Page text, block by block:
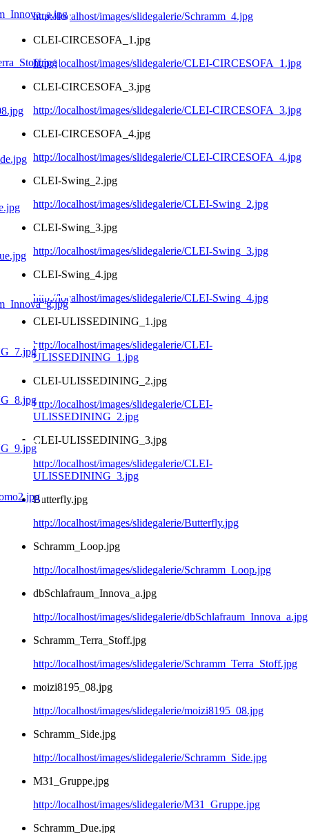
http://localhost/images/slidegalerie/Schramm_4.jpg
CLEI-CIRCESOFA_1.jpg
http://localhost/images/slidegalerie/CLEI-CIRCESOFA_1.jpg
CLEI-CIRCESOFA_3.jpg
http://localhost/images/slidegalerie/CLEI-CIRCESOFA_3.jpg
CLEI-CIRCESOFA_4.jpg
http://localhost/images/slidegalerie/CLEI-CIRCESOFA_4.jpg
CLEI-Swing_2.jpg
http://localhost/images/slidegalerie/CLEI-Swing_2.jpg
CLEI-Swing_3.jpg
http://localhost/images/slidegalerie/CLEI-Swing_3.jpg
CLEI-Swing_4.jpg
http://localhost/images/slidegalerie/CLEI-Swing_4.jpg
CLEI-ULISSEDINING_1.jpg
http://localhost/images/slidegalerie/CLEI-
ULISSEDINING_1.jpg
CLEI-ULISSEDINING_2.jpg
http://localhost/images/slidegalerie/CLEI-
ULISSEDINING_2.jpg
CLEI-ULISSEDINING_3.jpg
http://localhost/images/slidegalerie/CLEI-
ULISSEDINING_3.jpg
Butterfly.jpg
http://localhost/images/slidegalerie/Butterfly.jpg
Schramm_Loop.jpg
http://localhost/images/slidegalerie/Schramm_Loop.jpg
dbSchlafraum_Innova_a.jpg
http://localhost/images/slidegalerie/dbSchlafraum_Innova_a.jpg
Schramm_Terra_Stoff.jpg
http://localhost/images/slidegalerie/Schramm_Terra_Stoff.jpg
moizi8195_08.jpg
http://localhost/images/slidegalerie/moizi8195_08.jpg
Schramm_Side.jpg
http://localhost/images/slidegalerie/Schramm_Side.jpg
M31_Gruppe.jpg
http://localhost/images/slidegalerie/M31_Gruppe.jpg
Schramm_Due.jpg